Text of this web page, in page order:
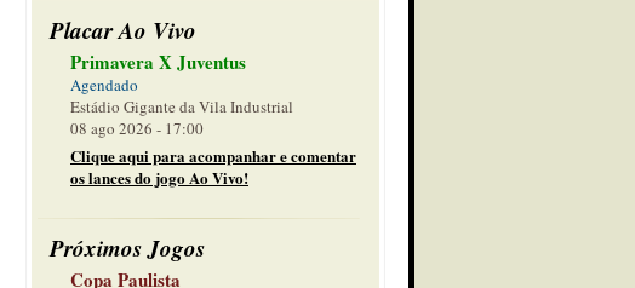
Placar Ao Vivo
Primavera X Juventus
Agendado
Estádio Gigante da Vila Industrial
08 ago 2026 - 17:00
Clique aqui para acompanhar e comentar
os lances do jogo Ao Vivo!
Próximos Jogos
Copa Paulista